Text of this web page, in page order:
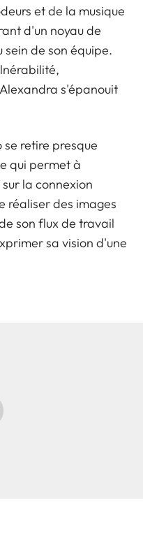
et de la musique
d'un noyau de
de son équipe.
s'épanouit
retire presque
qui permet à
la connexion
réaliser des images
son flux de travail
sa vision d'une